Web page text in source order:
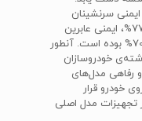
سرنشینان
بزرگسال 88%، ایمنی سرنشینان کودک 77%، ایمنی عابرین
پیاده 72% و امکانات و تجهیزات ایمنی 70% بوده است. آنطور
خودروسازان
رفاهی مدل‌های
خودرو قرار
زیادی از تجهیزات مدل اصلی